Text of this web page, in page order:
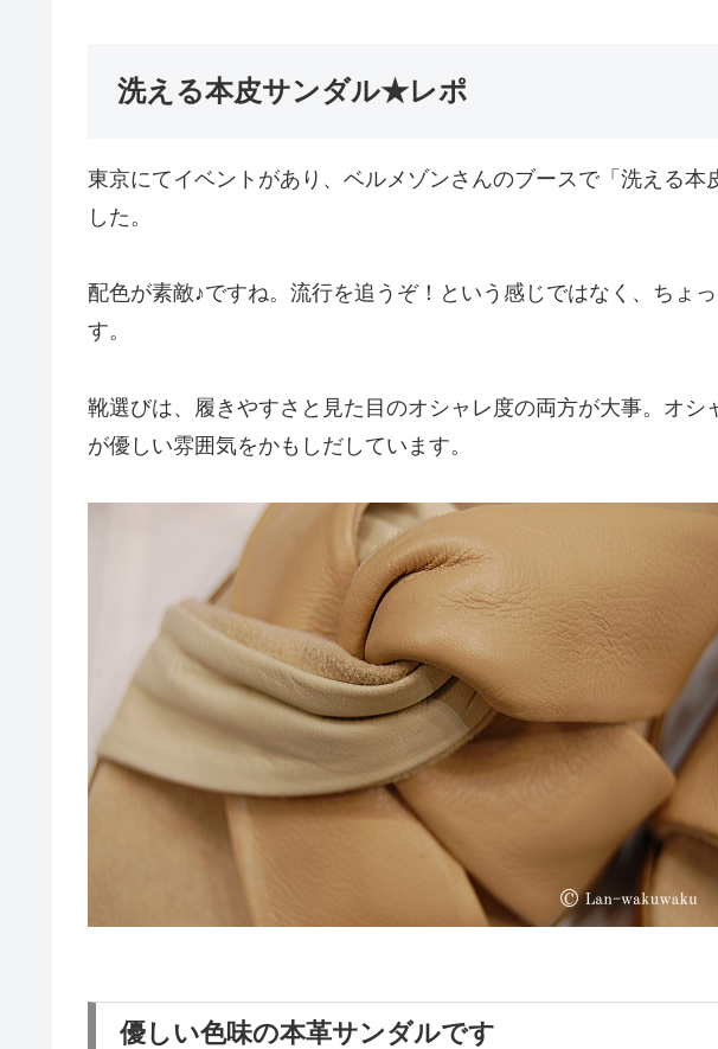
洗える本皮サンダル★レポ
東京にてイベントがあり、ベルメゾンさんのブースで「洗える本
した。
配色が素敵♪ですね。流行を追うぞ！という感じではなく、ちょ
す。
靴選びは、履きやすさと見た目のオシャレ度の両方が大事。オシ
が優しい雰囲気をかもしだしています。
優しい色味の本革サンダルです